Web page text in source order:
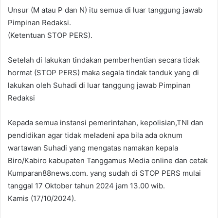
Unsur (M atau P dan N) itu semua di luar tanggung jawab
Pimpinan Redaksi.
(Ketentuan STOP PERS).
Setelah di lakukan tindakan pemberhentian secara tidak
hormat (STOP PERS) maka segala tindak tanduk yang di
lakukan oleh Suhadi di luar tanggung jawab Pimpinan
Redaksi
Kepada semua instansi pemerintahan, kepolisian,TNI dan
pendidikan agar tidak meladeni apa bila ada oknum
wartawan Suhadi yang mengatas namakan kepala
Biro/Kabiro kabupaten Tanggamus Media online dan cetak
Kumparan88news.com. yang sudah di STOP PERS mulai
tanggal 17 Oktober tahun 2024 jam 13.00 wib.
Kamis (17/10/2024).